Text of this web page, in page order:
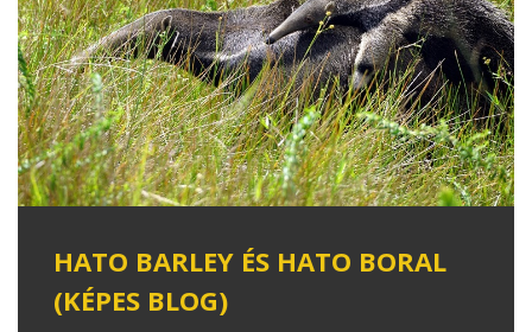
HATO BARLEY ÉS HATO BORAL
(KÉPES BLOG)